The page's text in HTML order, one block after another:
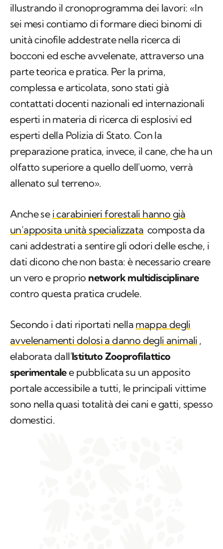
illustrando il cronoprogramma dei lavori: «In
sei mesi contiamo di formare dieci binomi di
unità cinofile addestrate nella ricerca di
bocconi ed esche avvelenate, attraverso una
parte teorica e pratica. Per la prima,
complessa e articolata, sono stati già
contattati docenti nazionali ed internazionali
esperti in materia di ricerca di esplosivi ed
esperti della Polizia di Stato. Con la
preparazione pratica, invece, il cane, che ha un
olfatto superiore a quello dell'uomo, verrà
allenato sul terreno».
Anche se i carabinieri forestali hanno già
un’apposita unità specializzata composta da
cani addestrati a sentire gli odori delle esche, i
dati dicono che non basta: è necessario creare
un vero e proprio network multidisciplinare
contro questa pratica crudele.
Secondo i dati riportati nella mappa degli
avvelenamenti dolosi a danno degli animali ,
elaborata dall'Istituto Zooprofilattico
sperimentalee pubblicata su un apposito
portale accessibile a tutti, le principali vittime
sono nella quasi totalità dei cani e gatti, spesso
domestici.